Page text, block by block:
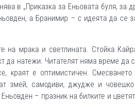
в „Приказка за Еньовата буля, за
а Бранимир – с идеята да се
на мрака и светлината. Стойка
да натежи. Читателят няма време да
краят е оптимистичен.
змей, самодиви, джудже и
– празник на билките и